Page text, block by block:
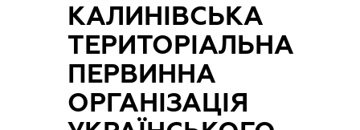
КАЛИНІВСЬКА
ТЕРИТОРІАЛЬНА
ПЕРВИННА
ОРГАНІЗАЦІЯ